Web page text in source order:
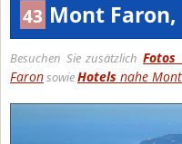
43 Mont Faron,
Besuchen Sie zusätzlichFotos
FaronsowieHotels nahe